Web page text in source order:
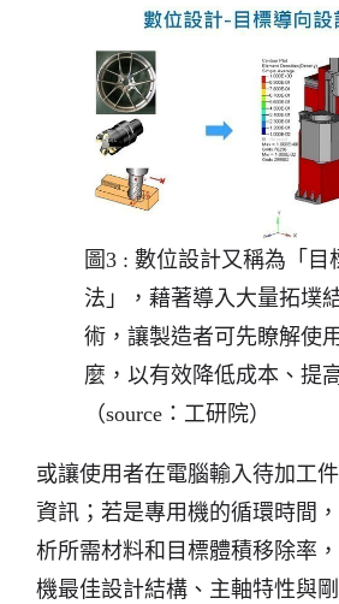
圖3 : 數位設計又稱為「目
法」，藉著導入大量拓墣
術，讓製造者可先瞭解使
麼，以有效降低成本、提
（source：工研院）
或讓使用者在電腦輸入待加工
資訊；若是專用機的循環時間
析所需材料和目標體積移除率
機最佳設計結構、主軸特性與